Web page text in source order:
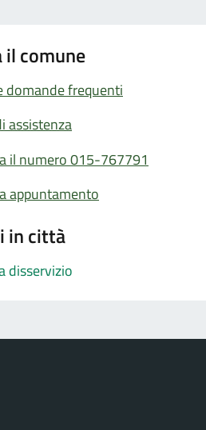
comune
domande frequenti
assistenza
il numero 015-767791
appuntamento
in città
disservizio